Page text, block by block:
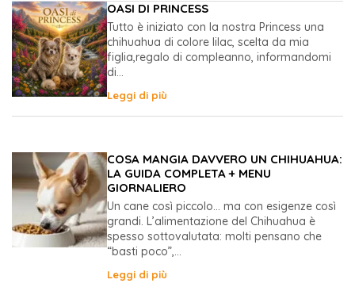
OASI DI PRINCESS
Tutto è iniziato con la nostra Princess una
chihuahua di colore lilac, scelta da mia
figlia,regalo di compleanno, informandomi
di...
Leggi di più
COSA MANGIA DAVVERO UN CHIHUAHUA:
LA GUIDA COMPLETA + MENU
GIORNALIERO
Un cane così piccolo… ma con esigenze così
grandi. L’alimentazione del Chihuahua è
spesso sottovalutata: molti pensano che
“basti poco”,...
Leggi di più